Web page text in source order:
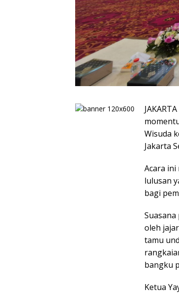
Wisuda
Jakarta
Acara
lulusan
bagi
oleh
tamu
bangku
Ketua